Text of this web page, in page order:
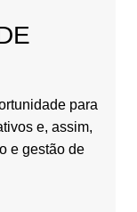
para
e, assim,
e gestão de